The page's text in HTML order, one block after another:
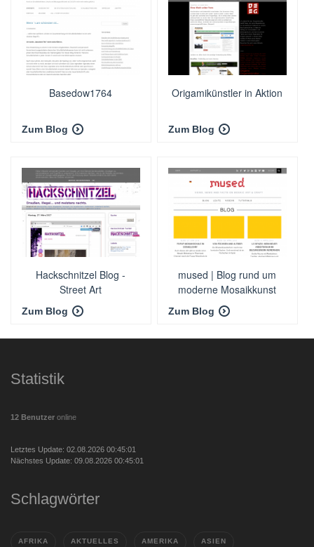
Basedow1764
Zum Blog
Origamikünstler in Aktion
Zum Blog
Hackschnitzel Blog -
Street Art
Zum Blog
mused | Blog rund um
moderne Mosaikkunst
Zum Blog
Statistik
12 Benutzer online
Letztes Update: 02.08.2026 00:45:01
Nächstes Update: 09.08.2026 00:45:01
Schlagwörter
AFRIKA AKTUELLES AMERIKA ASIEN